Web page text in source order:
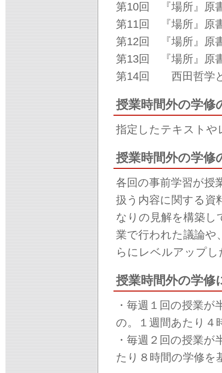
第10回 『場所』原
第11回 『場所』原
第12回 『場所』原
第13回 『場所』原
第14回 西田哲学
授業時間外の学修
指定したテキストや
授業時間外の学修
各回の事前学習が授
扱う内容に関する資
なりの見解を構築し
業で行われた議論や
らにレベルアップ
授業時間外の学修
・毎週１回の授業
の。１週間あたり４
・毎週２回の授業
たり８時間の学修を